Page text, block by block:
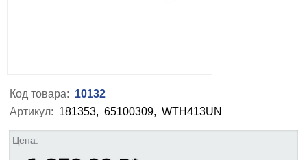
Код товара: 10132
Артикул: 181353, 65100309, WTH413UN
Цена: